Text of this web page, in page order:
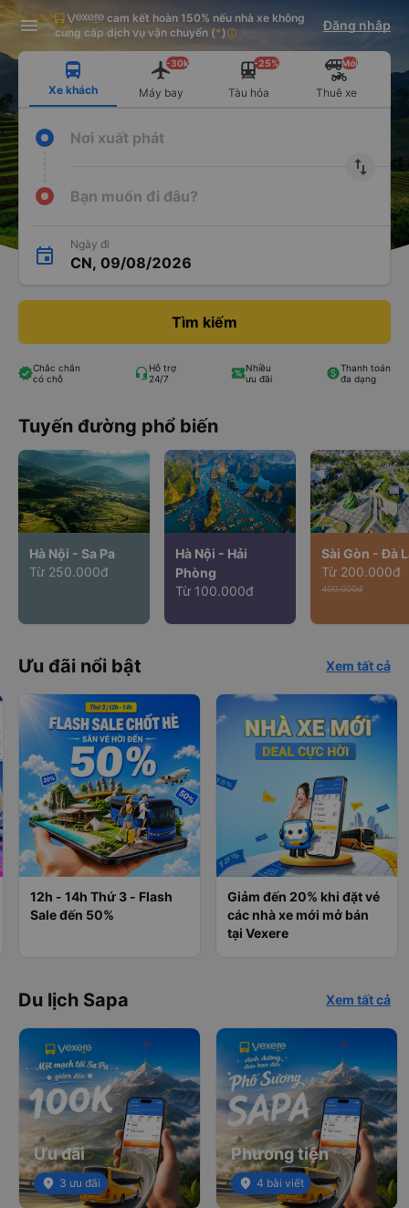
Tải app Vexere ngay!
Nhận ưu đãi thành viên độc
quyền
Mở app
Tải app Vexere
-30k/ghế khi đặt vé máy bay qua
app
Mở app
cam kết hoàn 150% nếu nhà xe không
cung cấp dịch vụ vận chuyển (*)info Đăng nhập
Xe khách Máy bay
-30k
Tàu hỏa
-25%
Thuê xe
Mới
Nơi xuất phát
import_export
Bạn muốn đi đâu?
Ngày đi
CN, 09/08/2026
Tìm kiếm
Chắc chắn
có chỗ
Hỗ trợ
24/7
Nhiều
ưu đãi
Thanh toán
đa dạng
Tuyến đường phổ biến
Hà Nội - Sa Pa
Từ 250.000đ
Hà Nội - Hải
Phòng
Từ 100.000đ
Sài Gòn - Đà
Từ 200.000đ
400.000đ
Ưu đãi nổi bật Xem tất cả
12h - 14h Thứ 3 - Flash
Sale đến 50%
Giảm đến 20% khi đặt vé
các nhà xe mới mở bán
tại Vexere
Du lịch Sapa Xem tất cả
Ưu đãi
place 3 ưu đãi
Phương tiện
place 4 bài viết